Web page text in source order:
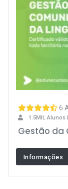
6
1.5MIL Alunos
Gestão da
Informações